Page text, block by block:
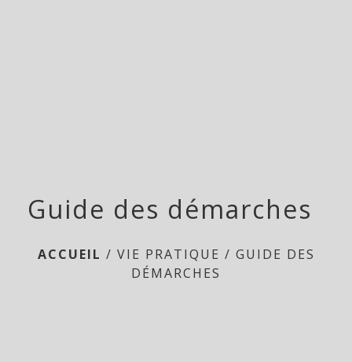
Guide des démarches
ACCUEIL / VIE PRATIQUE / GUIDE DES
DÉMARCHES